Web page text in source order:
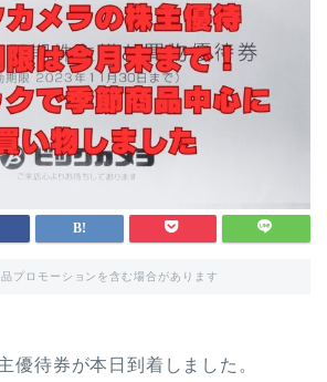
プロモーションを含む場合があります
優待券が本日到着しました。